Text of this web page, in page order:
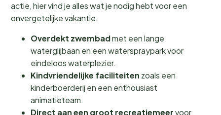
actie, hier vind je alles wat je nodig hebt voor een
onvergetelijke vakantie.
Overdekt zwembadmet een lange
waterglijbaan en een waterspraypark voor
eindeloos waterplezier.
Kindvriendelijke faciliteiten zoals een
kinderboerderij en een enthousiast
animatieteam.
Direct aan een groot recreatiemeervoor